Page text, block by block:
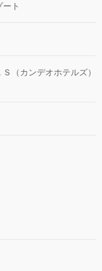
ト
（カンデオホテルズ）